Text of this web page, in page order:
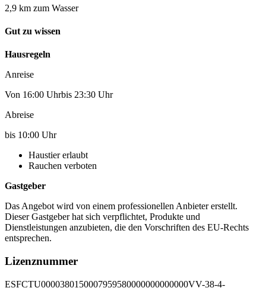
2,9 km zum Wasser
Gut zu wissen
Hausregeln
Anreise
Von 16:00 Uhrbis 23:30 Uhr
Abreise
bis 10:00 Uhr
Haustier erlaubt
Rauchen verboten
Gastgeber
Das Angebot wird von einem professionellen Anbieter erstellt.
Dieser Gastgeber hat sich verpflichtet, Produkte und
Dienstleistungen anzubieten, die den Vorschriften des EU-Rechts
entsprechen.
Lizenznummer
ESFCTU0000380150007959580000000000000VV-38-4-